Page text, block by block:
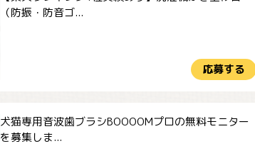
（防振・防音ゴ...
応募する
犬猫専用音波歯ブラシBOOOOMプロの無料モニター
を募集しま...